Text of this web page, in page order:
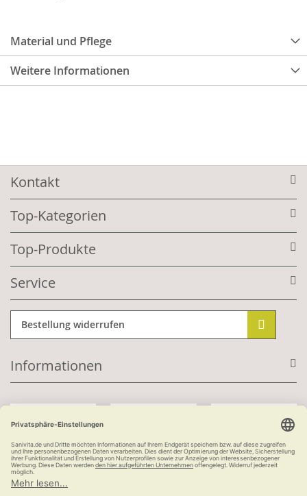
Material und Pflege
Weitere Informationen
Kontakt
Top-Kategorien
Top-Produkte
Service
Bestellung widerrufen
Informationen
Kauf auf Rechnung